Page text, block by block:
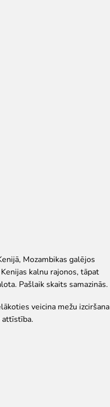
Mozambikas galējos
kalnu rajonos, tāpat
Pašlaik skaits samazinās.
veicina mežu izciršana
attīstība.